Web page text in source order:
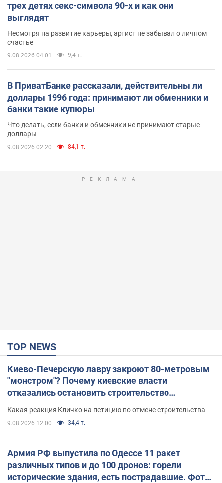
трех детях секс-символа 90-х и как они
выглядят
Несмотря на развитие карьеры, артист не забывал о личном
счастье
9.08.2026 04:01 9,4 т.
В ПриватБанке рассказали, действительны ли
доллары 1996 года: принимают ли обменники и
банки такие купюры
Что делать, если банки и обменники не принимают старые
доллары
9.08.2026 02:20 84,1 т.
TOP NEWS
Киево-Печерскую лавру закроют 80-метровым
"монстром"? Почему киевские власти
отказались остановить строительство
небоскреба "московского верующего"
Какая реакция Кличко на петицию по отмене строительства
9.08.2026 12:00 34,4 т.
Армия РФ выпустила по Одессе 11 ракет
различных типов и до 100 дронов: горели
исторические здания, есть пострадавшие. Фото